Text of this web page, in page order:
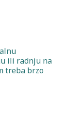
ili radnju na
treba brzo